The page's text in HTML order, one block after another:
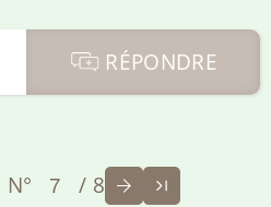
RÉPONDRE
N° / 8